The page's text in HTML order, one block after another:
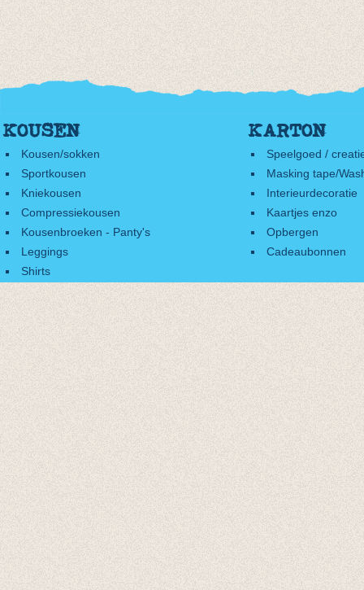
KOUSEN
Kousen/sokken
Sportkousen
Kniekousen
Compressiekousen
Kousenbroeken - Panty's
Leggings
Shirts
KARTON
Speelgoed /
Masking tape/
Interieurdecoratie
Kaartjes enzo
Opbergen
Cadeaubonnen